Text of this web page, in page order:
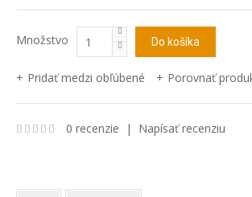
Množstvo
Pridať medzi obľúbené Porovnať
0 recenzie | Napísať recenziu